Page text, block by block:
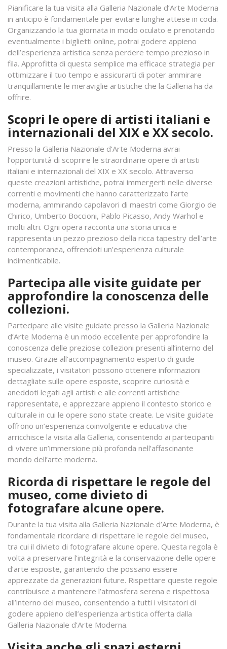
Pianificare la tua visita alla Galleria Nazionale d’Arte Moderna
in anticipo è fondamentale per evitare lunghe attese in coda.
Organizzando la tua giornata in modo oculato e prenotando
eventualmente i biglietti online, potrai godere appieno
dell’esperienza artistica senza perdere tempo prezioso in
fila. Approfitta di questa semplice ma efficace strategia per
ottimizzare il tuo tempo e assicurarti di poter ammirare
tranquillamente le meraviglie artistiche che la Galleria ha da
offrire.
Scopri le opere di artisti italiani e
internazionali del XIX e XX secolo.
Presso la Galleria Nazionale d’Arte Moderna avrai
l’opportunità di scoprire le straordinarie opere di artisti
italiani e internazionali del XIX e XX secolo. Attraverso
queste creazioni artistiche, potrai immergerti nelle diverse
correnti e movimenti che hanno caratterizzato l’arte
moderna, ammirando capolavori di maestri come Giorgio de
Chirico, Umberto Boccioni, Pablo Picasso, Andy Warhol e
molti altri. Ogni opera racconta una storia unica e
rappresenta un pezzo prezioso della ricca tapestry dell’arte
contemporanea, offrendoti un’esperienza culturale
indimenticabile.
Partecipa alle visite guidate per
approfondire la conoscenza delle
collezioni.
Partecipare alle visite guidate presso la Galleria Nazionale
d’Arte Moderna è un modo eccellente per approfondire la
conoscenza delle preziose collezioni presenti all’interno del
museo. Grazie all’accompagnamento esperto di guide
specializzate, i visitatori possono ottenere informazioni
dettagliate sulle opere esposte, scoprire curiosità e
aneddoti legati agli artisti e alle correnti artistiche
rappresentate, e apprezzare appieno il contesto storico e
culturale in cui le opere sono state create. Le visite guidate
offrono un’esperienza coinvolgente e educativa che
arricchisce la visita alla Galleria, consentendo ai partecipanti
di vivere un’immersione più profonda nell’affascinante
mondo dell’arte moderna.
Ricorda di rispettare le regole del
museo, come divieto di
fotografare alcune opere.
Durante la tua visita alla Galleria Nazionale d’Arte Moderna, è
fondamentale ricordare di rispettare le regole del museo,
tra cui il divieto di fotografare alcune opere. Questa regola è
volta a preservare l’integrità e la conservazione delle opere
d’arte esposte, garantendo che possano essere
apprezzate da generazioni future. Rispettare queste regole
contribuisce a mantenere l’atmosfera serena e rispettosa
all’interno del museo, consentendo a tutti i visitatori di
godere appieno dell’esperienza artistica offerta dalla
Galleria Nazionale d’Arte Moderna.